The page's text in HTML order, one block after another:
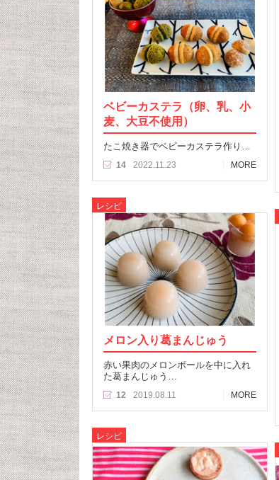
ベビーカステラ（卵、乳、小
麦、大豆不使用）
たこ焼き器でベビーカステラ作り…
14 2022.11.23 MORE
レシピ
メロン入り葛まんじゅう
赤い果肉のメロンボールを中に入れ
た葛まんじゅう…
12 2019.08.11 MORE
レシピ